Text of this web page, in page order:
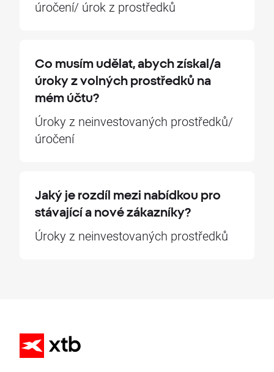
úročení/ úrok z prostředků
Co musím udělat, abych získal/a
úroky z volných prostředků na
mém účtu?
Úroky z neinvestovaných prostředků/
úročení
Jaký je rozdíl mezi nabídkou pro
stávající a nové zákazníky?
Úroky z neinvestovaných prostředků